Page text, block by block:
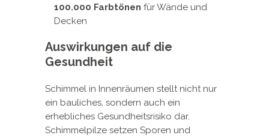
100.000 Farbtönen für Wände und
Decken
Auswirkungen auf die
Gesundheit
Schimmel in Innenräumen stellt nicht nur
ein bauliches, sondern auch ein
erhebliches Gesundheitsrisiko dar.
Schimmelpilze setzen Sporen und